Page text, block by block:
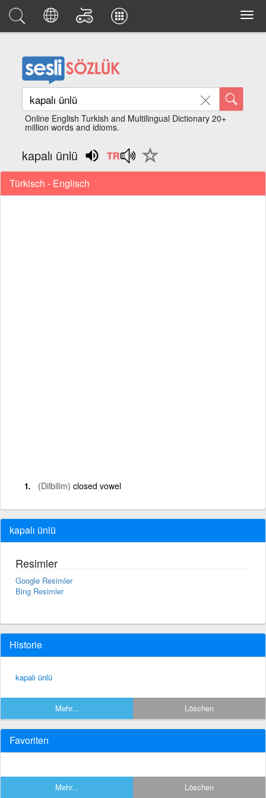
Online English Turkish and Multilingual Dictionary 20+
million words and idioms.
kapalı ünlü
Türkisch - Englisch
(Dilbilim) closed vowel
kapalı ünlü
Resimler
Google Resimler
Bing Resimler
Historie
kapalı ünlü
Mehr... Löschen
Favoriten
Mehr... Löschen